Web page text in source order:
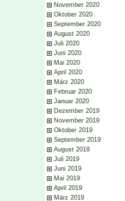
November 2020
Oktober 2020
September 2020
August 2020
Juli 2020
Juni 2020
Mai 2020
April 2020
März 2020
Februar 2020
Januar 2020
Dezember 2019
November 2019
Oktober 2019
September 2019
August 2019
Juli 2019
Juni 2019
Mai 2019
April 2019
März 2019